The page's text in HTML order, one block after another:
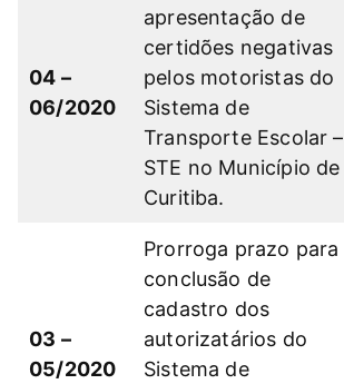
04 –
06/2020
apresentação de
certidões negativas
pelos motoristas do
Sistema de
Transporte Escolar –
STE no Município de
Curitiba.
03 –
05/2020
Prorroga prazo para
conclusão de
cadastro dos
autorizatários do
Sistema de